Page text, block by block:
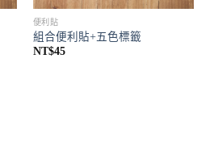
便利貼
組合便利貼+五色標籤
NT$45